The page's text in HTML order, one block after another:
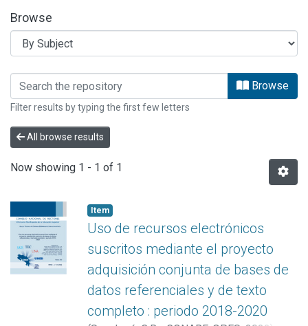
Browse
Browsing ESTUDIOS OPES by Browse
Filter results by typing the first few letters
All browse results
Now showing 1 - 1 of 1
Item
Uso de recursos electrónicos
suscritos mediante el proyecto
adquisición conjunta de bases de
datos referenciales y de texto
completo : periodo 2018-2020